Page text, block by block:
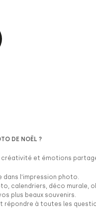
DE NOËL ?
créativité et émotions
dans l’impression photo.
calendriers, déco murale,
plus beaux souvenirs.
répondre à toutes les